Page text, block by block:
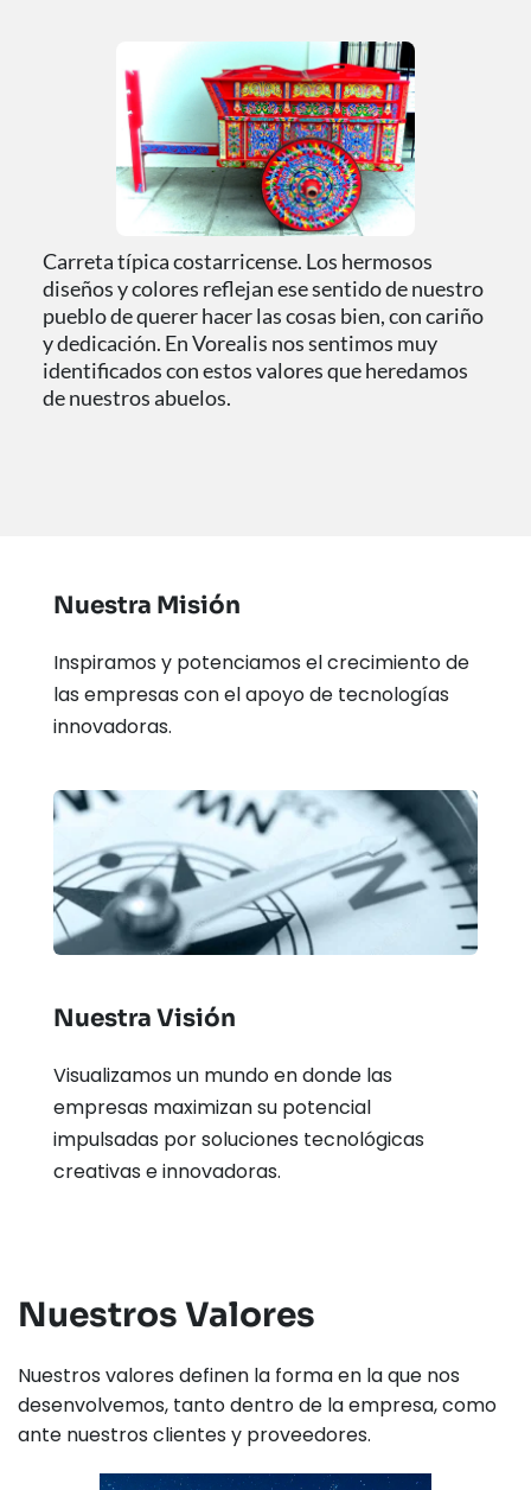
Carreta típica costarricense. Los hermosos
diseños y colores reflejan ese sentido de nuestro
pueblo de querer hacer las cosas bien, con cariño
y dedicación. En Vorealis nos sentimos muy
identificados con estos valores que heredamos
de nuestros abuelos.
Nuestra Misión
Inspiramos y potenciamos el crecimiento de
las empresas con el apoyo de tecnologías
innovadoras.
Nuestra Visión
Visualizamos un mundo en donde las
empresas maximizan su potencial
impulsadas por soluciones tecnológicas
creativas e innovadoras.
Nuestros Valores
Nuestros valores definen la forma en la que nos
desenvolvemos, tanto dentro de la empresa, como
ante nuestros clientes y proveedores.